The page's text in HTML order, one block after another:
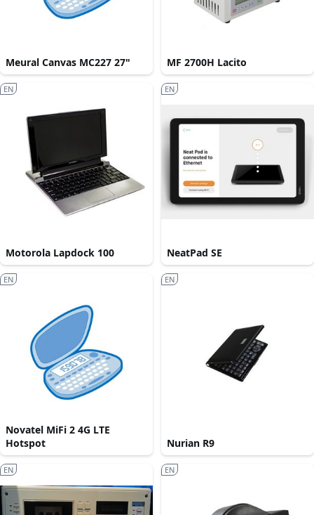
Meural Canvas MC227 27" MF 2700H Lacito
Motorola Lapdock 100
EN
NeatPad SE
EN
Novatel MiFi 2 4G LTE
Hotspot
EN
Nurian R9
EN
EN EN